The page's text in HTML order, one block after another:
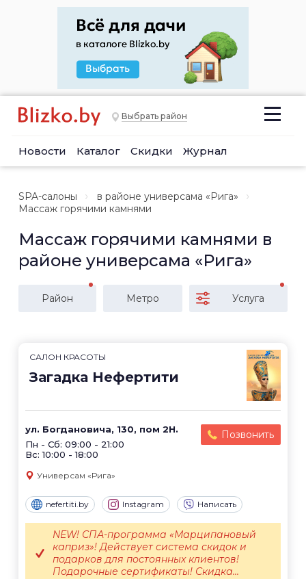
Выбрать район
Новости Каталог Скидки Журнал
SPA-салоны
в районе универсама «Рига»
Массаж горячими камнями
Массаж горячими камнями в
районе универсама «Рига»
Район Метро Услуга
САЛОН КРАСОТЫ
Загадка Нефертити
ул. Богдановича, 130, пом 2Н.
Пн - Сб: 09:00 - 21:00
Вс: 10:00 - 18:00
Позвонить
Универсам «Рига»
nefertiti.by Instagram Написать
NEW! СПА-программа «Марципановый
каприз»! Действует система скидок и
подарков для постоянных клиентов!
Подарочные сертификаты! Скидка...